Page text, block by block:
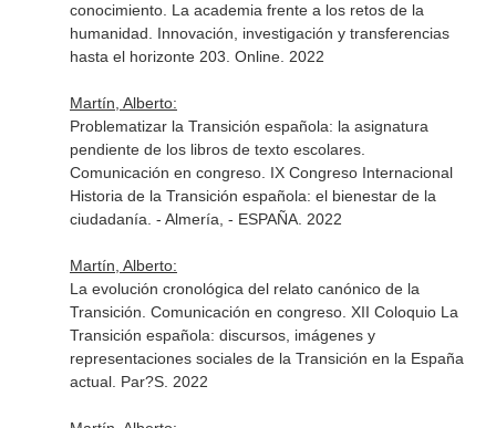
conocimiento. La academia frente a los retos de la
humanidad. Innovación, investigación y transferencias
hasta el horizonte 203. Online. 2022
Martín, Alberto:
Problematizar la Transición española: la asignatura
pendiente de los libros de texto escolares.
Comunicación en congreso. IX Congreso Internacional
Historia de la Transición española: el bienestar de la
ciudadanía. - Almería, - ESPAÑA. 2022
Martín, Alberto:
La evolución cronológica del relato canónico de la
Transición. Comunicación en congreso. XII Coloquio La
Transición española: discursos, imágenes y
representaciones sociales de la Transición en la España
actual. Par?S. 2022